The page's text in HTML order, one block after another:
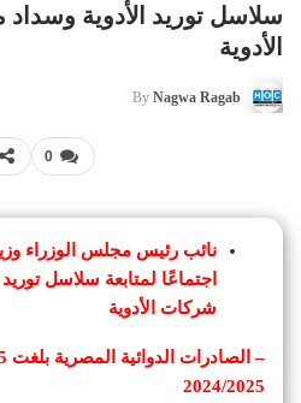
سلاسل توريد الأدوية
الأدوية
By Nagwa Ragab
0
نائب رئيس مجلس الوزراء
اجتماعًا لمتابعة سلاسل
شركات الأدوية
2024/2025